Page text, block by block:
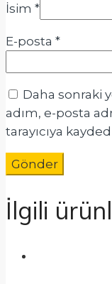
İsim *
E-posta *
Daha sonraki
adım, e-posta
tarayıcıya
İlgili